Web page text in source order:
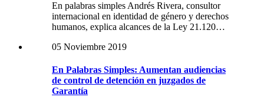
En palabras simples Andrés Rivera, consultor
internacional en identidad de género y derechos
humanos, explica alcances de la Ley 21.120…
05 Noviembre 2019
En Palabras Simples: Aumentan audiencias
de control de detención en juzgados de
Garantía